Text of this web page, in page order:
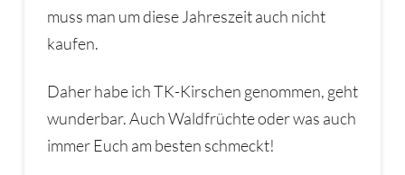
muss man um diese Jahreszeit auch nicht
kaufen.
Daher habe ich TK-Kirschen genommen, geht
wunderbar. Auch Waldfrüchte oder was auch
immer Euch am besten schmeckt!